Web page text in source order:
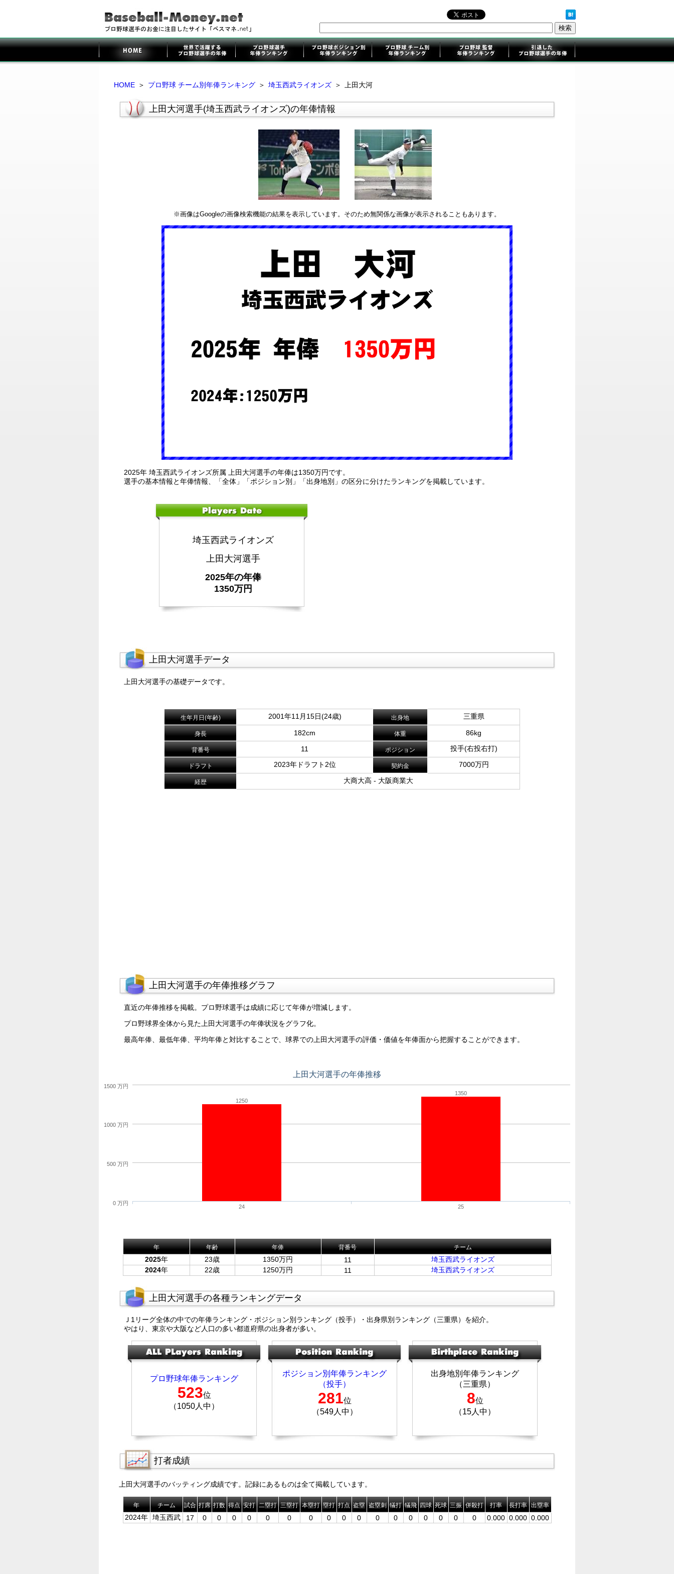
HOME ＞ プロ野球 チーム別年俸ランキング ＞ 埼玉西武ライオンズ ＞ 上田大河
上田大河選手(埼玉西武ライオンズ)の年俸情報
※画像はGoogleの画像検索機能の結果を表示しています。そのため無関係な画像が表示されることもあります。
2025年 埼玉西武ライオンズ所属 上田大河選手の年俸は1350万円です。
選手の基本情報と年俸情報、「全体」「ポジション別」「出身地別」の区分に分けたランキングを掲載しています。
埼玉西武ライオンズ
上田大河選手
2025年の年俸
1350万円
上田大河選手データ
上田大河選手の基礎データです。
生年月日(年齢) 2001年11月15日(24歳) 出身地 三重県
身長 182cm 体重 86kg
背番号 11 ポジション 投手(右投右打)
ドラフト 2023年ドラフト2位 契約金 7000万円
経歴 大商大高 - 大阪商業大
上田大河選手の年俸推移グラフ
直近の年俸推移を掲載。プロ野球選手は成績に応じて年俸が増減します。
プロ野球界全体から見た上田大河選手の年俸状況をグラフ化。
最高年俸、最低年俸、平均年俸と対比することで、球界での上田大河選手の評価・価値を年俸面から把握することができます。
上田大河選手の年俸推移
1250
1350
24 25
0 万円
500 万円
1000 万円
1500 万円
年 年齢 年俸 背番号 チーム
2025年 23歳 1350万円 11
埼玉西武ライオンズ
2024年 22歳 1250万円 11 埼玉西武ライオンズ
上田大河選手の各種ランキングデータ
Ｊ1リーグ全体の中での年俸ランキング・ポジション別ランキング（投手）・出身県別ランキング（三重県）を紹介。
やはり、東京や大阪など人口の多い都道府県の出身者が多い。
プロ野球年俸ランキング
523位
（1050人中）
ポジション別年俸ランキング
（投手）
281位
（549人中）
出身地別年俸ランキング
（三重県）
8位
（15人中）
打者成績
上田大河選手のバッティング成績です。記録にあるものは全て掲載しています。
年 チーム 試合 打席 打数 得点 安打 二塁打 三塁打 本塁打 塁打 打点 盗塁 盗塁刺 犠打 犠飛 四球 死球 三振 併殺打 打率 長打率 出塁率
2024年 埼玉西武 17 0 0 0 0 0 0 0 0 0 0 0 0 0 0 0 0 0 0.000 0.000 0.000